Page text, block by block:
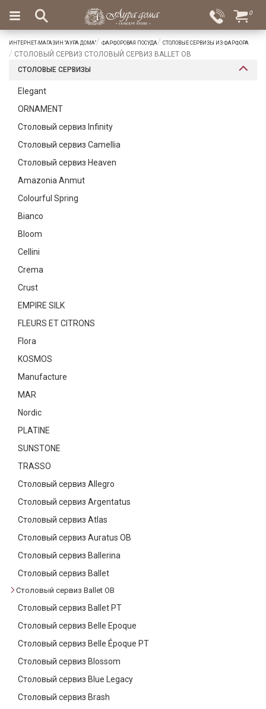
Вход
Избранное
×
Салоны
Доставка
Оплата
для
дома
Бар
Посуда
Сервировка
приборы
Фарфор
Декор
0
ИНТЕРНЕТ-МАГАЗИН "АУРА ДОМА" ФАРФОРОВАЯ ПОСУДА СТОЛОВЫЕ СЕРВИЗЫ ИЗ ФАРФОРА
СТОЛОВЫЙ СЕРВИЗ СТОЛОВЫЙ СЕРВИЗ BALLET OB
СТОЛОВЫЕ СЕРВИЗЫ
Elegant
ORNAMENT
Столовый сервиз Infinity
Столовый сервиз Camellia
Столовый сервиз Heaven
Amazonia Anmut
Colourful Spring
Bianco
Bloom
Cellini
Crema
Crust
EMPIRE SILK
FLEURS ET CITRONS
Flora
KOSMOS
Manufacture
MAR
Nordic
PLATINE
SUNSTONE
TRASSO
Столовый сервиз Allegro
Столовый сервиз Argentatus
Столовый сервиз Atlas
Столовый сервиз Auratus OB
Столовый сервиз Ballerina
Столовый сервиз Ballet
Столовый сервиз Ballet OB
Столовый сервиз Ballet PT
Столовый сервиз Belle Epoque
Столовый сервиз Belle Époque PT
Столовый сервиз Blossom
Столовый сервиз Blue Legacy
Столовый сервиз Brash